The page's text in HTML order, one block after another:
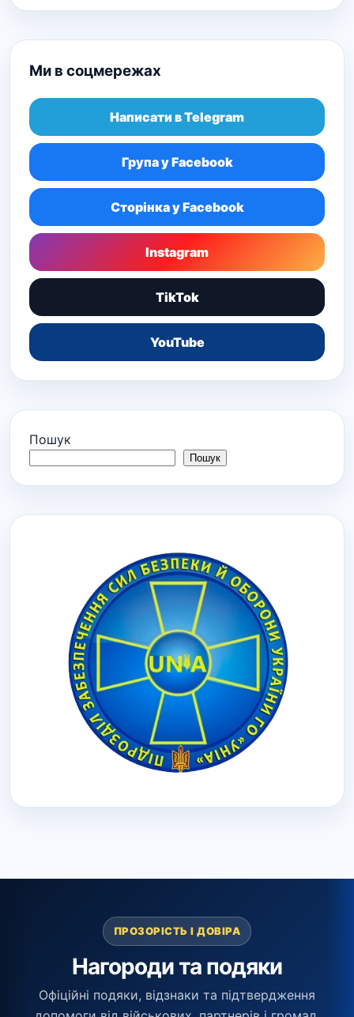
Ми в соцмережах
Написати в Telegram
Група у Facebook
Сторінка у Facebook
Instagram
TikTok
YouTube
Пошук
Пошук
ПРОЗОРІСТЬ І ДОВІРА
Нагороди та подяки
Офіційні подяки, відзнаки та підтвердження